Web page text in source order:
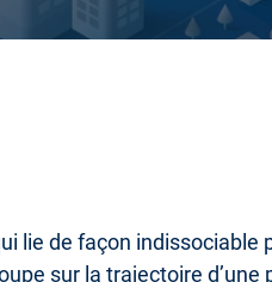
lie de façon indissociable
sur la trajectoire d’une